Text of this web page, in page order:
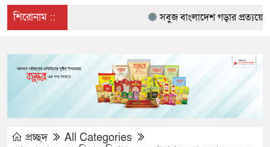
শিরোনাম :: সবুজ বাংলাদেশ গড়ার প্রত্যয়ে
প্রচ্ছদ
All Categories